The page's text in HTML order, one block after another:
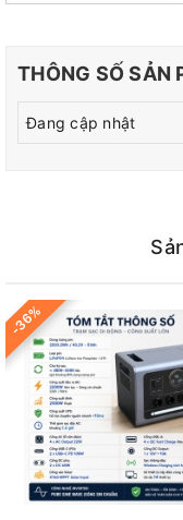
Thông tin sản
THÔNG SỐ SẢN
Đang cập nhật
-36%